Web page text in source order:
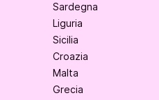
Sardegna
Liguria
Sicilia
Croazia
Malta
Grecia